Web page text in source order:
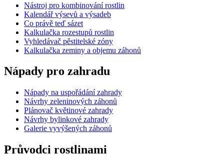
Nástroj pro kombinování rostlin
Kalendář výsevů a výsadeb
Co právě teď sázet
Kalkulačka rozestupů rostlin
Vyhledávač pěstitelské zóny
Kalkulačka zeminy a objemu záhonů
Nápady pro zahradu
Nápady na uspořádání zahrady
Návrhy zeleninových záhonů
Plánovač květinové zahrady
Návrhy bylinkové zahrady
Galerie vyvýšených záhonů
Průvodci rostlinami